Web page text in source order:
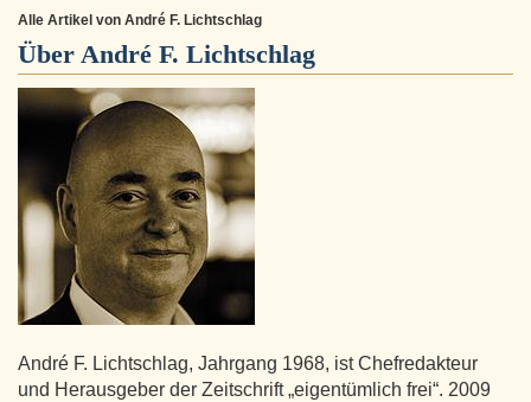
Alle Artikel von André F. Lichtschlag
Über André F. Lichtschlag
André F. Lichtschlag, Jahrgang 1968, ist Chefredakteur
und Herausgeber der Zeitschrift „eigentümlich frei“. 2009